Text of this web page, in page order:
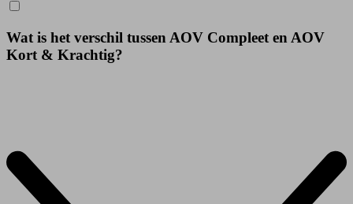
Wat is het verschil tussen AOV Compleet en AOV
Kort & Krachtig?